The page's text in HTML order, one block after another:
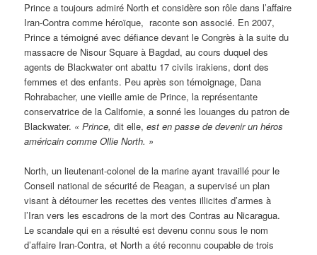
Prince a toujours admiré North et considère son rôle dans l’affaire
Iran-Contra comme héroïque, raconte son associé. En 2007,
Prince a témoigné avec défiance devant le Congrès à la suite du
massacre de Nisour Square à Bagdad, au cours duquel des
agents de Blackwater ont abattu 17 civils irakiens, dont des
femmes et des enfants. Peu après son témoignage, Dana
Rohrabacher, une vieille amie de Prince, la représentante
conservatrice de la Californie, a sonné les louanges du patron de
Blackwater. « Prince, dit elle,est en passe de devenir un héros
américain comme Ollie North. »
North, un lieutenant-colonel de la marine ayant travaillé pour le
Conseil national de sécurité de Reagan, a supervisé un plan
visant à détourner les recettes des ventes illicites d’armes à
l’Iran vers les escadrons de la mort des Contras au Nicaragua.
Le scandale qui en a résulté est devenu connu sous le nom
d’affaire Iran-Contra, et North a été reconnu coupable de trois